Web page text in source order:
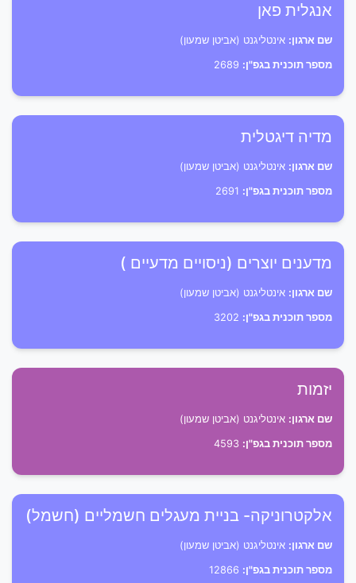
אנגלית פאן
שם ארגון: אינטליגנט (אביטן שמעון)
מספר תוכנית בגפ"ן:
מדיה דיגטלית
שם ארגון: אינטליגנט (אביטן שמעון)
מספר תוכנית בגפ"ן:
מדענים יוצרים (ניסויים מדעיים )
שם ארגון: אינטליגנט (אביטן שמעון)
מספר תוכנית בגפ"ן:
יזמות
שם ארגון: אינטליגנט (אביטן שמעון)
מספר תוכנית בגפ"ן:
אלקטרוניקה- בניית מעגלים חשמליים (חשמל)
שם ארגון: אינטליגנט (אביטן שמעון)
מספר תוכנית בגפ"ן: